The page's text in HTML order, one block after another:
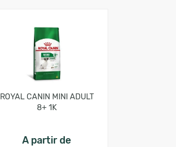
ROYAL CANIN MINI ADULT
8+ 1K
A partir de